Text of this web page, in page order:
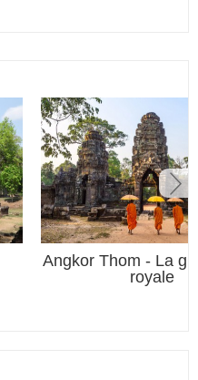
Angkor Thom - La
royale